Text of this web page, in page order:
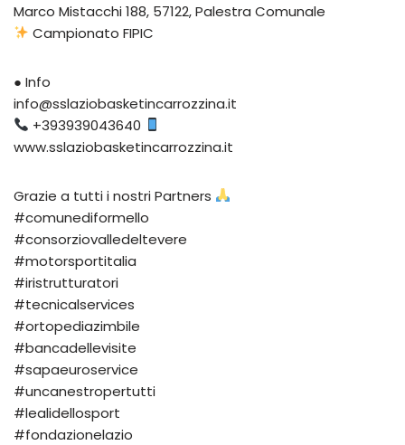
Marco Mistacchi 188, 57122, Palestra Comunale
Campionato FIPIC
● Info
info@sslaziobasketincarrozzina.it
+393939043640
www.sslaziobasketincarrozzina.it
Grazie a tutti i nostri Partners
#comunediformello
#consorziovalledeltevere
#motorsportitalia
#iristrutturatori
#tecnicalservices
#ortopediazimbile
#bancadellevisite
#sapaeuroservice
#uncanestropertutti
#lealidellosport
#fondazionelazio